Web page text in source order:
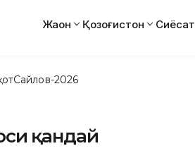
Жаҳон Қозоғистон Сиёсат
Сайлов-2026
қандай